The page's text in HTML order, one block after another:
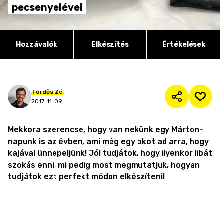
pecsenyelével
Hozzávalók Elkészítés Értékelések
Fördős Zé
2017. 11. 09.
Mekkora szerencse, hogy van nekünk egy Márton-
napunk is az évben, ami még egy okot ad arra, hogy
kajával ünnepeljünk! Jól tudjátok, hogy ilyenkor libát
szokás enni, mi pedig most megmutatjuk, hogyan
tudjátok ezt perfekt módon elkészíteni!